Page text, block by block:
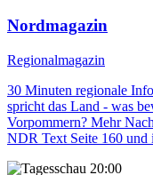
Nordmagazin
Regionalmagazin
30 Minuten regionale
spricht das Land - was
Vorpommern? Mehr
NDR Text Seite 160
20:00